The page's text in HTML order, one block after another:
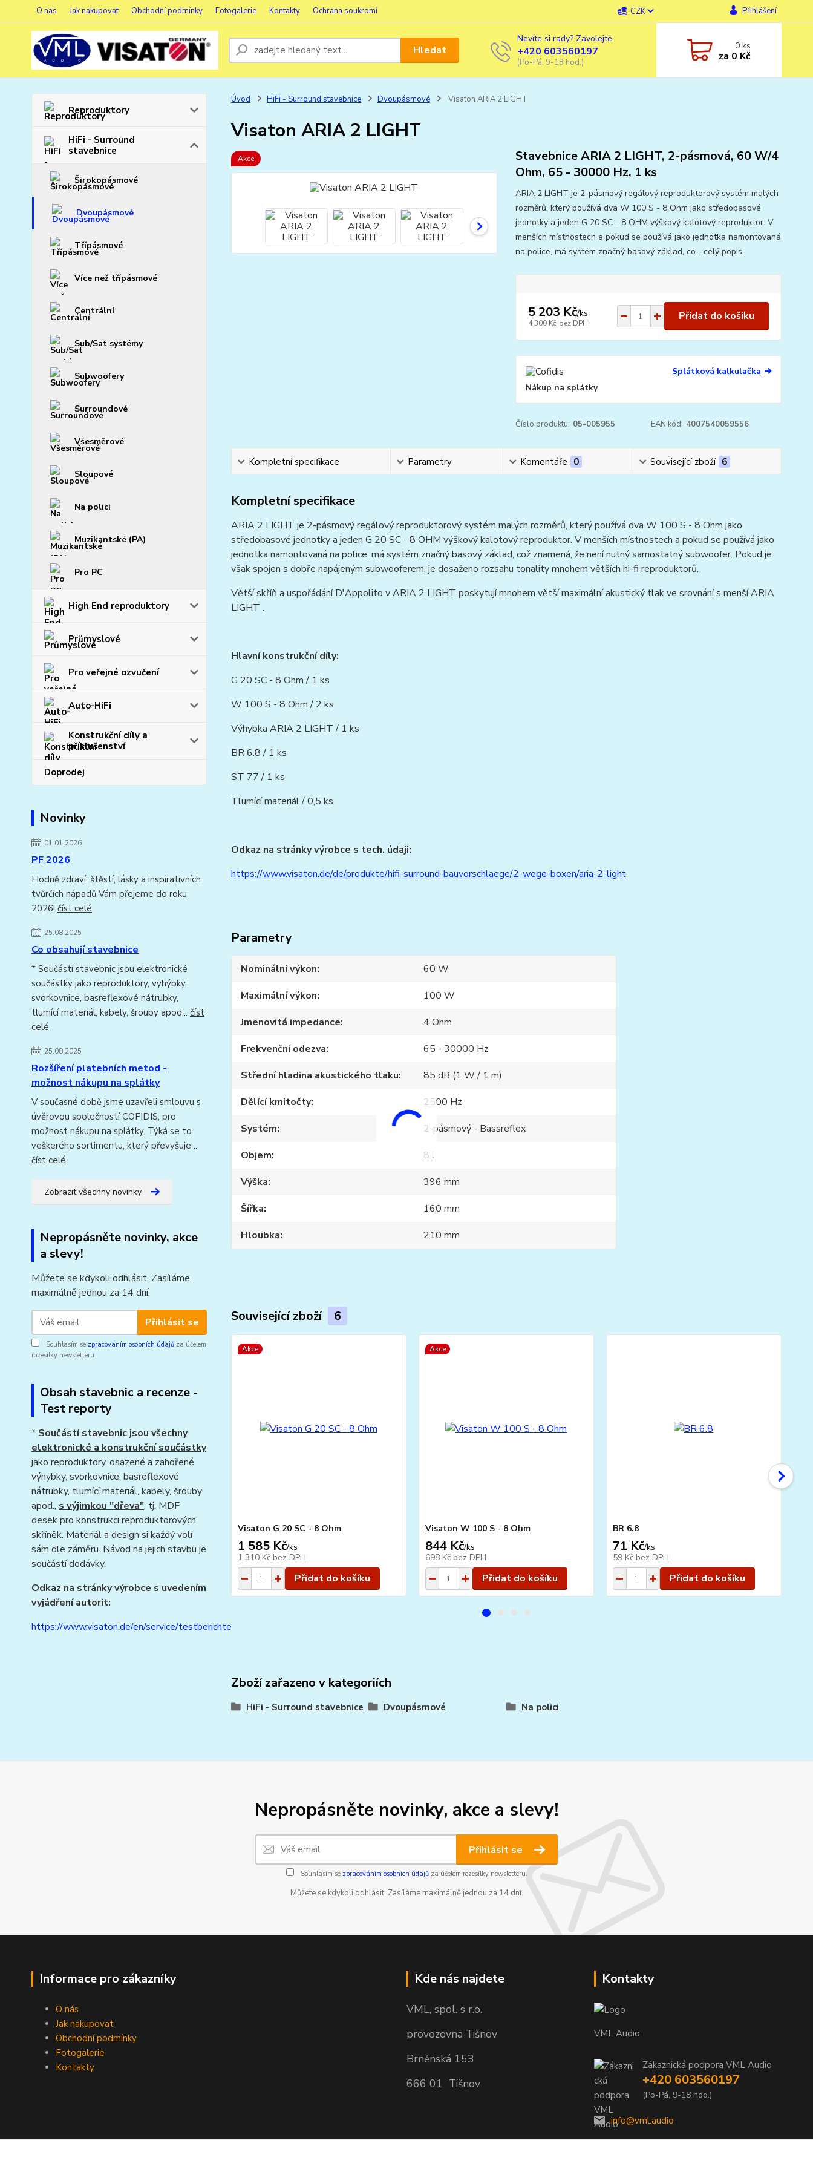
O nás Jak nakupovat Obchodní podmínky Fotogalerie Kontakty Ochrana soukromí CZK Přihlášení
Hledat
Nevíte si rady? Zavolejte.
+420 603560197
(Po-Pá, 9-18 hod.)
0ks
za 0 Kč
Reproduktory
HiFi - Surround
stavebnice
Širokopásmové
Dvoupásmové
Třípásmové
Více než třípásmové
Centrální
Sub/Sat systémy
Subwoofery
Surroundové
Všesměrové
Sloupové
Na polici
Muzikantské (PA)
Pro PC
High End reproduktory
Průmyslové
Pro veřejné ozvučení
Auto-HiFi
Konstrukční díly a
příslušenství
Doprodej
Novinky
01.01.2026
PF 2026
Hodně zdraví, štěstí, lásky a inspirativních
tvůrčích nápadů Vám přejeme do roku
2026! číst celé
25.08.2025
Co obsahují stavebnice
* Součástí stavebnic jsou elektronické
součástky jako reproduktory, vyhýbky,
svorkovnice, basreflexové nátrubky,
tlumící materiál, kabely, šrouby apod... číst
celé
25.08.2025
Rozšíření platebních metod -
možnost nákupu na splátky
V současné době jsme uzavřeli smlouvu s
úvěrovou společností COFIDIS, pro
možnost nákupu na splátky. Týká se to
veškerého sortimentu, který převyšuje ...
číst celé
Zobrazit všechny novinky
Nepropásněte novinky, akce
a slevy!
Můžete se kdykoli odhlásit. Zasíláme
maximálně jednou za 14 dní.
Přihlásit se
Souhlasím se zpracováním osobních údajů za účelem
rozesílky newsletteru.
Obsah stavebnic a recenze -
Test reporty
* Součástí stavebnic jsou všechny
elektronické a konstrukční součástky
jako reproduktory, osazené a zahořené
výhybky, svorkovnice, basreflexové
nátrubky, tlumící materiál, kabely, šrouby
apod., s výjimkou "dřeva", tj. MDF
desek pro konstrukci reproduktorových
skříněk. Materiál a design si každý volí
sám dle záměru. Návod na jejich stavbu je
součástí dodávky.
Odkaz na stránky výrobce s uvedením
vyjádření autorit:
https://www.visaton.de/en/service/testberichte
Úvod HiFi - Surround stavebnice Dvoupásmové Visaton ARIA 2 LIGHT
Visaton ARIA 2 LIGHT
Akce
Stavebnice ARIA 2 LIGHT, 2-pásmová, 60 W/4
Ohm, 65 - 30000 Hz, 1 ks
ARIA 2 LIGHT je 2-pásmový regálový reproduktorový systém malých
rozměrů, který používá dva W 100 S - 8 Ohm jako středobasové
jednotky a jeden G 20 SC - 8 OHM výškový kalotový reproduktor. V
menších místnostech a pokud se používá jako jednotka namontovaná
na police, má systém značný basový základ, co... celý popis
5 203 Kč/ks
4 300 Kč bez DPH
Přidat do košíku
Splátková kalkulačka
Nákup na splátky
Číslo produktu: 05-005955 EAN kód: 4007540059556
Kompletní specifikace Parametry Komentáře 0 Související zboží 6
Kompletní specifikace
ARIA 2 LIGHT je 2-pásmový regálový reproduktorový systém malých rozměrů, který používá dva W 100 S - 8 Ohm jako
středobasové jednotky a jeden G 20 SC - 8 OHM výškový kalotový reproduktor. V menších místnostech a pokud se používá jako
jednotka namontovaná na police, má systém značný basový základ, což znamená, že není nutný samostatný subwoofer. Pokud je
však spojen s dobře napájeným subwooferem, je dosaženo rozsahu tonality mnohem větších hi-fi reproduktorů.
Větší skříň a uspořádání D'Appolito v ARIA 2 LIGHT poskytují mnohem větší maximální akustický tlak ve srovnání s menší ARIA
LIGHT .
Hlavní konstrukční díly:
G 20 SC - 8 Ohm / 1 ks
W 100 S - 8 Ohm / 2 ks
Výhybka ARIA 2 LIGHT / 1 ks
BR 6.8 / 1 ks
ST 77 / 1 ks
Tlumící materiál / 0,5 ks
Odkaz na stránky výrobce s tech. údaji:
https://www.visaton.de/de/produkte/hifi-surround-bauvorschlaege/2-wege-boxen/aria-2-light
Parametry
Nominální výkon
60 W
Maximální výkon
100 W
Jmenovitá impedance
4 Ohm
Frekvenční odezva
65 - 30000 Hz
Střední hladina akustického tlaku
85 dB (1 W / 1 m)
Dělící kmitočty
2500 Hz
Systém
2-pásmový - Bassreflex
Objem
8 l
Výška
396 mm
Šířka
160 mm
Hloubka
210 mm
Související zboží 6
Akce
Visaton G 20 SC - 8 Ohm
1 585 Kč/ks
1 310 Kč bez DPH
Přidat do košíku
Akce
Visaton W 100 S - 8 Ohm
844 Kč/ks
698 Kč bez DPH
Přidat do košíku
BR 6.8
71 Kč/ks
59 Kč bez DPH
Přidat do košíku
Zboží zařazeno v kategoriích
HiFi - Surround stavebnice Dvoupásmové Na polici
Nepropásněte novinky, akce a slevy!
Přihlásit se
Souhlasím se zpracováním osobních údajůza účelem rozesílky newsletteru.
Můžete se kdykoli odhlásit. Zasíláme maximálně jednou za 14 dní.
Informace pro zákazníky
O nás
Jak nakupovat
Obchodní podmínky
Fotogalerie
Kontakty
Kde nás najdete
VML, spol. s r.o.
provozovna Tišnov
Brněnská 153
666 01 Tišnov
Kontakty
VML Audio
Zákaznická podpora VML Audio
+420 603560197
(Po-Pá, 9-18 hod.)
info@vml.audio